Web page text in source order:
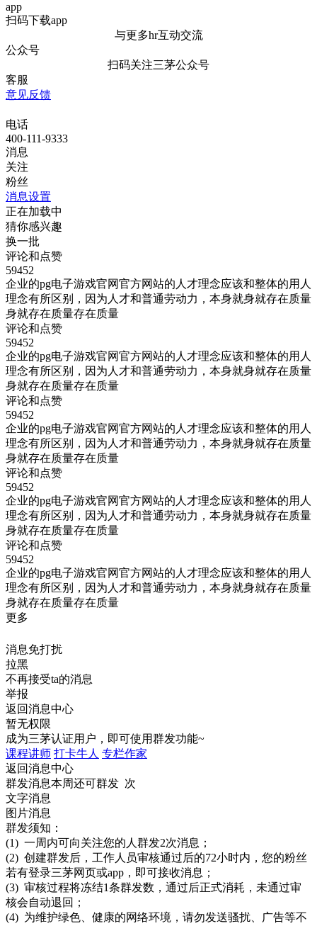
app
扫码下载app
与更多hr互动交流
公众号
扫码关注三茅公众号
客服
意见反馈
电话
400-111-9333
消息
关注
粉丝
消息设置
正在加载中
猜你感兴趣
换一批
评论和点赞
59452
企业的pg电子游戏官网官方网站的人才理念应该和整体的用人
理念有所区别，因为人才和普通劳动力，本身就身就存在质量
身就存在质量存在质量
评论和点赞
59452
企业的pg电子游戏官网官方网站的人才理念应该和整体的用人
理念有所区别，因为人才和普通劳动力，本身就身就存在质量
身就存在质量存在质量
评论和点赞
59452
企业的pg电子游戏官网官方网站的人才理念应该和整体的用人
理念有所区别，因为人才和普通劳动力，本身就身就存在质量
身就存在质量存在质量
评论和点赞
59452
企业的pg电子游戏官网官方网站的人才理念应该和整体的用人
理念有所区别，因为人才和普通劳动力，本身就身就存在质量
身就存在质量存在质量
评论和点赞
59452
企业的pg电子游戏官网官方网站的人才理念应该和整体的用人
理念有所区别，因为人才和普通劳动力，本身就身就存在质量
身就存在质量存在质量
更多
消息免打扰
拉黑
不再接受ta的消息
举报
返回消息中心
暂无权限
成为三茅认证用户，即可使用群发功能~
课程讲师 打卡牛人 专栏作家
返回消息中心
群发消息本周还可群发 次
文字消息
图片消息
群发须知：
(1) 一周内可向关注您的人群发2次消息；
(2) 创建群发后，工作人员审核通过后的72小时内，您的粉丝
若有登录三茅网页或app，即可接收消息；
(3) 审核过程将冻结1条群发数，通过后正式消耗，未通过审
核会自动退回；
(4) 为维护绿色、健康的网络环境，请勿发送骚扰、广告等不